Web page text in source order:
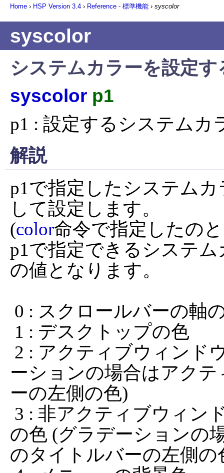
Home › HSP Version 3.4 › Reference - 標準機能 › syscolor
syscolor
システムカラーを設定す
syscolor p1
p1 : 設定するシステムカ
解説
p1で指定したシステム
して設定します。
(color命令で指定したの
p1で指定できるシステ
の値となります。
ーションの場合はアク
ーの左側の色)
の色 (グラデーションの
のタイトルバーの左側の